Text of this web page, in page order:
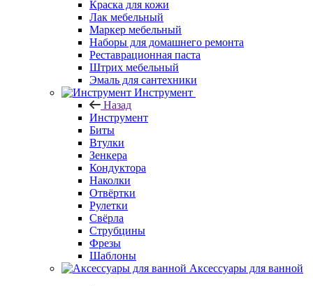
Краска для кожи
Лак мебельный
Маркер мебельный
Наборы для домашнего ремонта
Реставрационная паста
Штрих мебельный
Эмаль для сантехники
Инструмент
Назад
Инструмент
Биты
Втулки
Зенкера
Кондуктора
Наколки
Отвёртки
Рулетки
Свёрла
Струбцины
Фрезы
Шаблоны
Аксессуары для ванной